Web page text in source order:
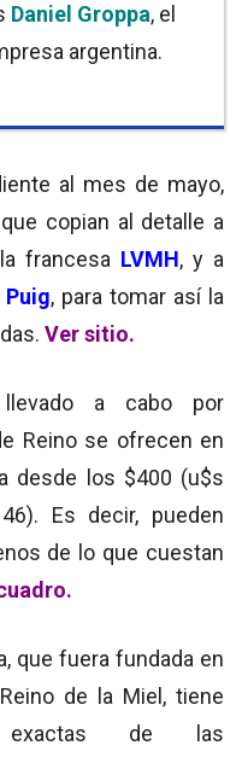
Daniel Groppa, el
argentina.
al mes de mayo,
copian al detalle a
francesa LVMH, y a
Puig, para tomar así la
Ver sitio.
a cabo por
Reino se ofrecen en
desde los $400 (u$s
Es decir, pueden
de lo que cuestan
que fuera fundada en
de la Miel, tiene
exactas de las